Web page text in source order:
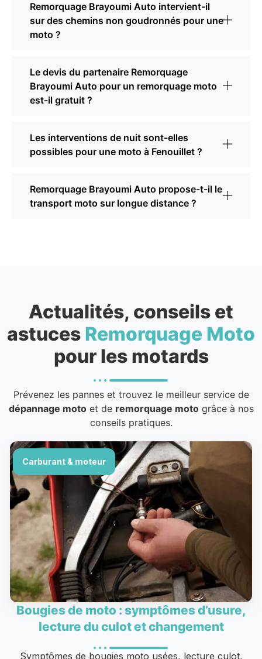
Remorquage Brayoumi Auto intervient-il
sur des chemins non goudronnés pour une
moto ?
Le devis du partenaire Remorquage
Brayoumi Auto pour un remorquage moto
est-il gratuit ?
Les interventions de nuit sont-elles
possibles pour une moto à Fenouillet ?
Remorquage Brayoumi Auto propose-t-il le
transport moto sur longue distance ?
Actualités, conseils et
astuces Remorquage Moto
pour les motards
Prévenez les pannes et trouvez le meilleur service de
dépannage motoet de remorquage motogrâce à nos
conseils pratiques.
Carburant & moteur
Bougies de moto : symptômes d’usure,
lecture du culot et changement
Symptômes de bougies moto usées, lecture culot,